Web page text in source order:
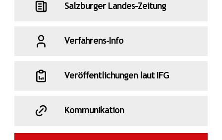
Salzburger Landes-Zeitung
Verfahrens-Info
Veröffentlichungen laut IFG
Kommunikation